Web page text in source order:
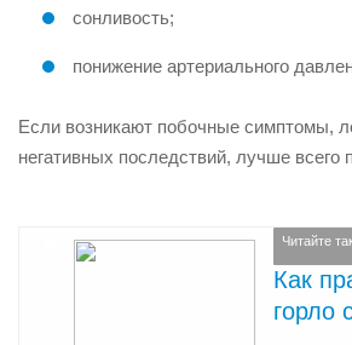
сонливость;
понижение артериального
Если возникают побочные симптомы,
негативных последствий, лучше всего
Читайте
Как
горло